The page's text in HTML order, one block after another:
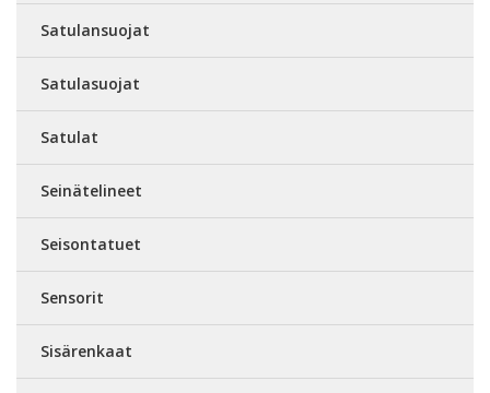
Satulansuojat
Satulasuojat
Satulat
Seinätelineet
Seisontatuet
Sensorit
Sisärenkaat